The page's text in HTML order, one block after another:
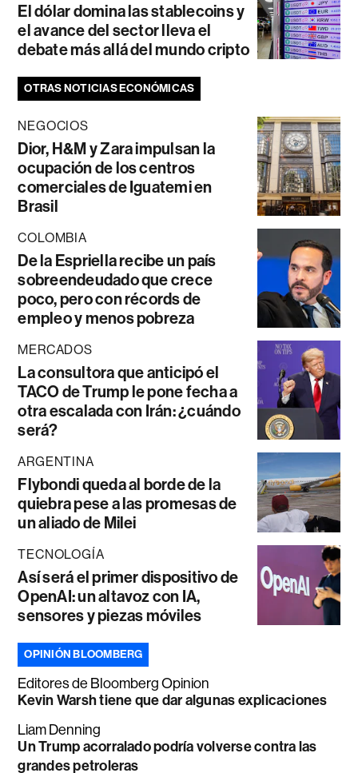
El dólar domina las stablecoins y
el avance del sector lleva el
debate más allá del mundo cripto
OTRAS NOTICIAS ECONÓMICAS
NEGOCIOS
Dior, H&M y Zara impulsan la
ocupación de los centros
comerciales de Iguatemi en
Brasil
COLOMBIA
De la Espriella recibe un país
sobreendeudado que crece
poco, pero con récords de
empleo y menos pobreza
MERCADOS
La consultora que anticipó el
TACO de Trump le pone fecha a
otra escalada con Irán: ¿cuándo
será?
ARGENTINA
Flybondi queda al borde de la
quiebra pese a las promesas de
un aliado de Milei
TECNOLOGÍA
Así será el primer dispositivo de
OpenAI: un altavoz con IA,
sensores y piezas móviles
OPINIÓN BLOOMBERG
Editores de Bloomberg Opinion
Kevin Warsh tiene que dar algunas explicaciones
Liam Denning
Un Trump acorralado podría volverse contra las
grandes petroleras